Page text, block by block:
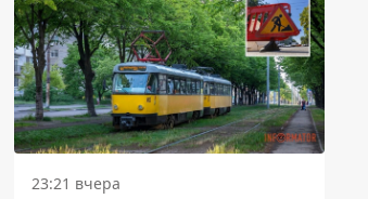
23:21 вчера